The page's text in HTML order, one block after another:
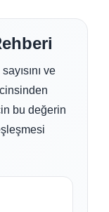
ve
bu değerin